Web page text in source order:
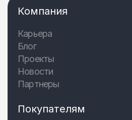
Компания
Карьера
Блог
Проекты
Новости
Партнеры
Покупателям